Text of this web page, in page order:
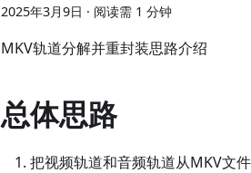
2025年3月9日 · 阅读需 1 分钟
MKV轨道分解并重封装思路介绍
总体思路
把视频轨道和音频轨道从MKV文